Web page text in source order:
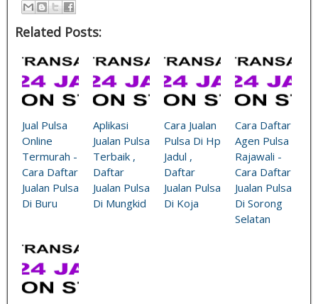
Related Posts:
Jual Pulsa
Online
Termurah -
Cara Daftar
Jualan Pulsa
Di Buru
Aplikasi
Jualan Pulsa
Terbaik ,
Daftar
Jualan Pulsa
Di Mungkid
Cara Jualan
Pulsa Di Hp
Jadul ,
Daftar
Jualan Pulsa
Di Koja
Cara Daftar
Agen Pulsa
Rajawali -
Cara Daftar
Jualan Pulsa
Di Sorong
Selatan